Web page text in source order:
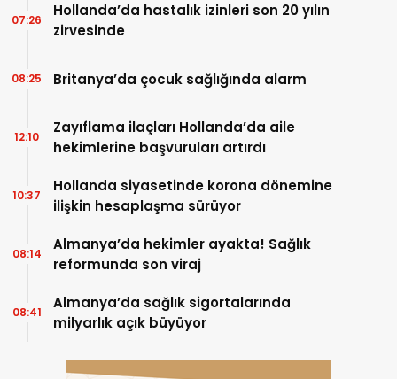
Hollanda’da hastalık izinleri son 20 yılın
zirvesinde
07:26
Britanya’da çocuk sağlığında alarm
08:25
Zayıflama ilaçları Hollanda’da aile
hekimlerine başvuruları artırdı
12:10
Hollanda siyasetinde korona dönemine
ilişkin hesaplaşma sürüyor
10:37
Almanya’da hekimler ayakta! Sağlık
reformunda son viraj
08:14
Almanya’da sağlık sigortalarında
milyarlık açık büyüyor
08:41